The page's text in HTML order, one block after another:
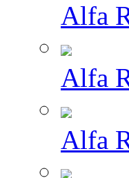
Alfa
Alfa
Alfa